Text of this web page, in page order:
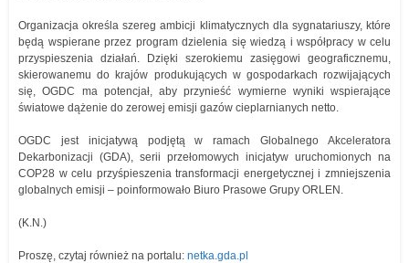
Organizacja określa szereg ambicji klimatycznych dla sygnatariuszy, które
będą wspierane przez program dzielenia się wiedzą i współpracy w celu
przyspieszenia działań. Dzięki szerokiemu zasięgowi geograficznemu,
skierowanemu do krajów produkujących w gospodarkach rozwijających
się, OGDC ma potencjał, aby przynieść wymierne wyniki wspierające
światowe dążenie do zerowej emisji gazów cieplarnianych netto.
OGDC jest inicjatywą podjętą w ramach Globalnego Akceleratora
Dekarbonizacji (GDA), serii przełomowych inicjatyw uruchomionych na
COP28 w celu przyśpieszenia transformacji energetycznej i zmniejszenia
globalnych emisji – poinformowało Biuro Prasowe Grupy ORLEN.
(K.N.)
Proszę, czytaj również na portalu: netka.gda.pl